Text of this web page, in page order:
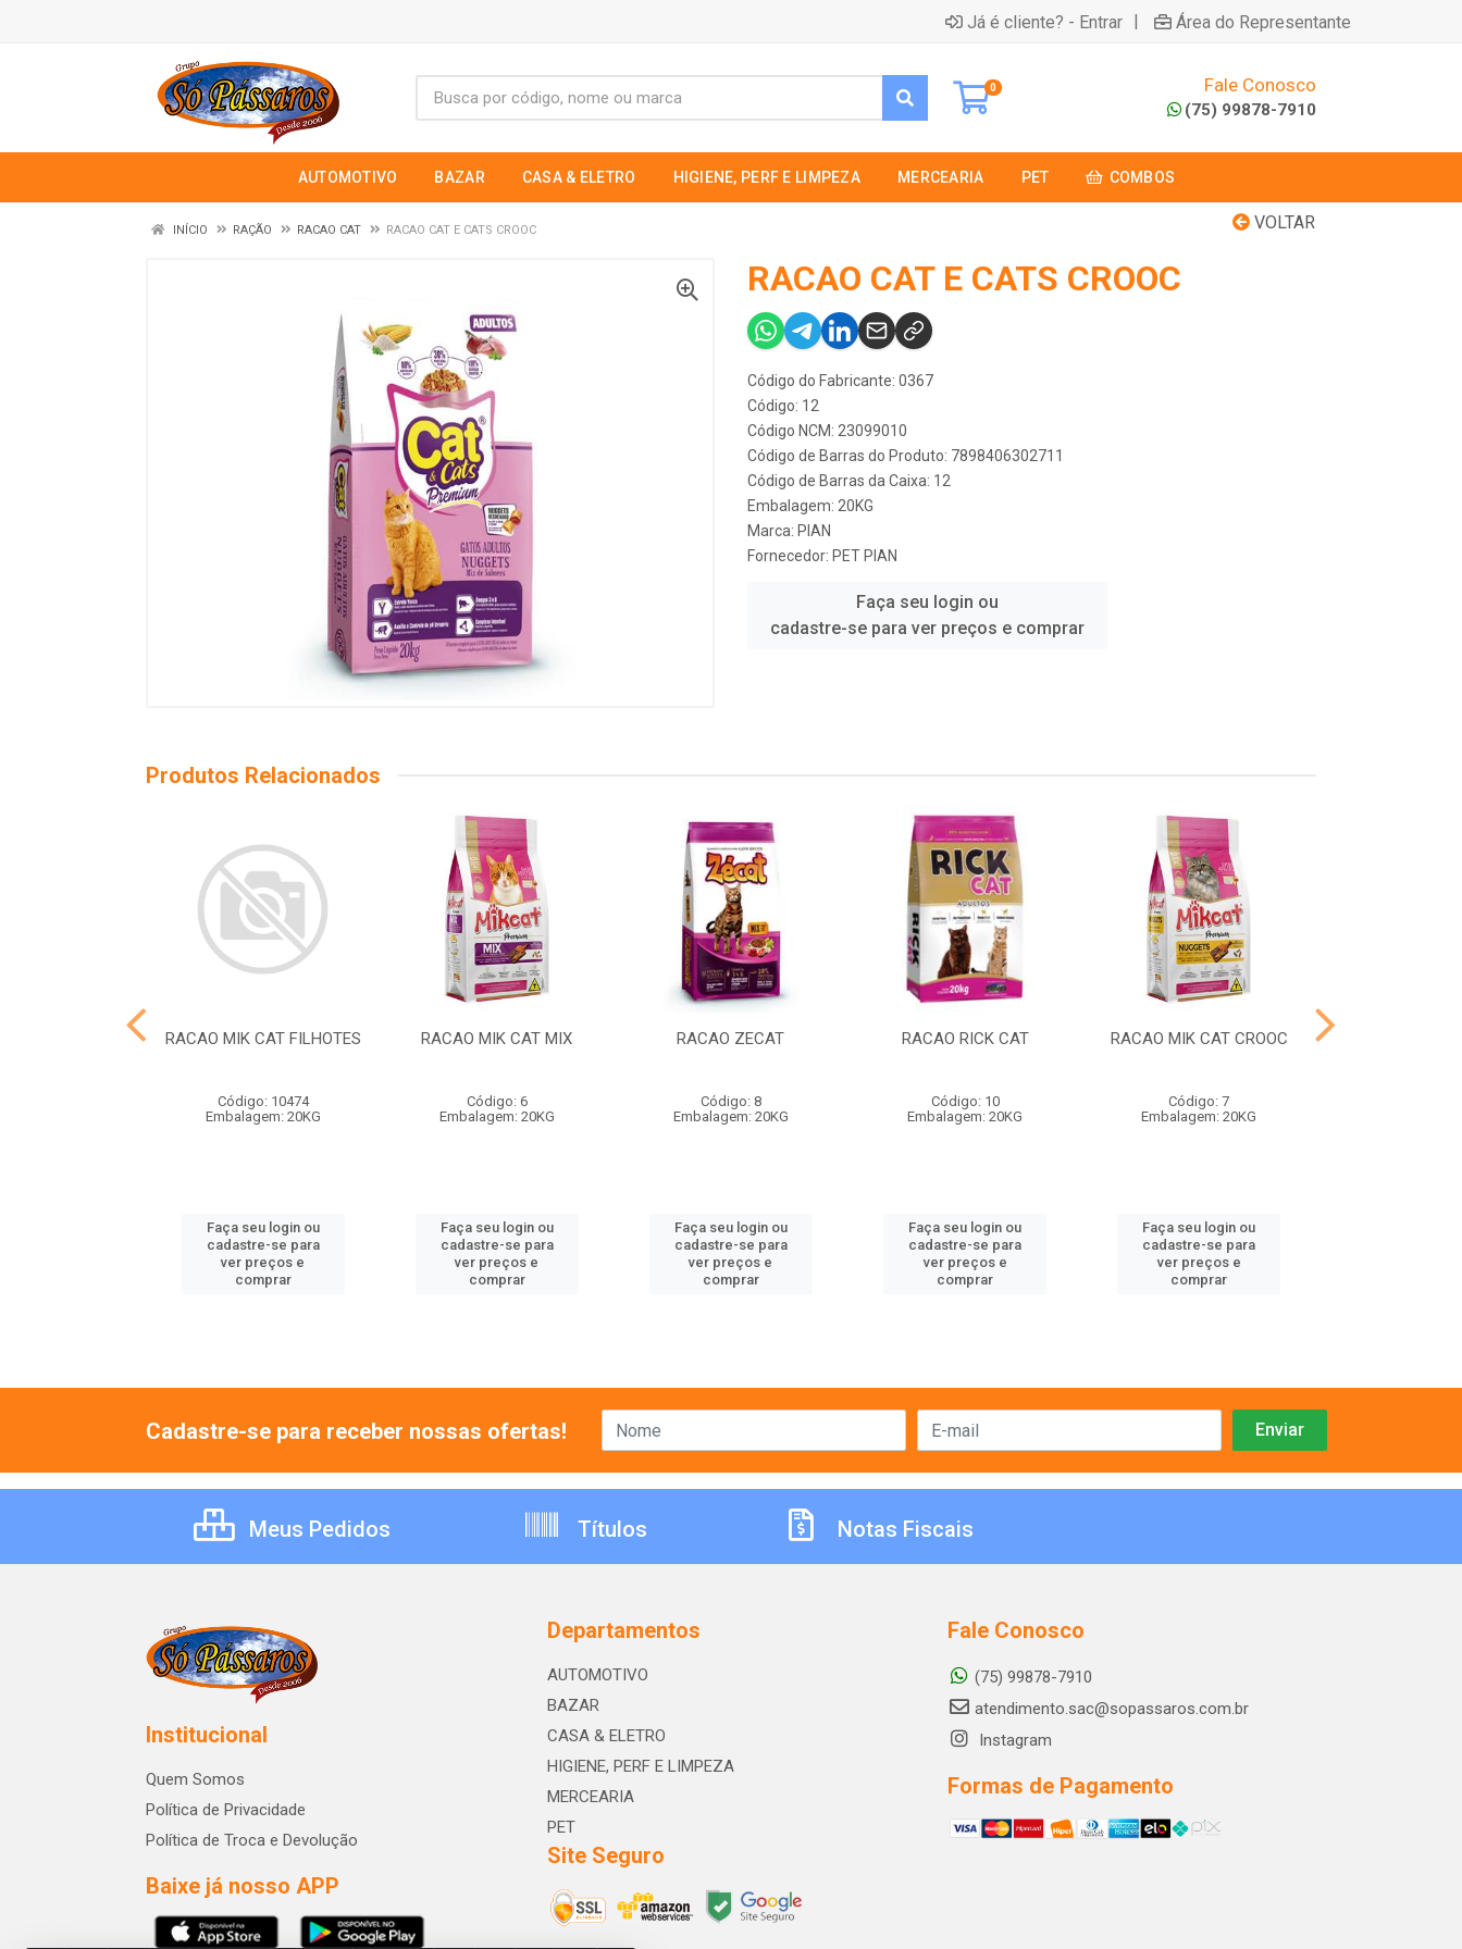
Já é cliente? - Entrar | Área do Representante
0 Fale Conosco
(75) 99878-7910
AUTOMOTIVO BAZAR CASA & ELETRO HIGIENE, PERF E LIMPEZA MERCEARIA PET COMBOS
VOLTAR
INÍCIO RAÇÃO RACAO CAT RACAO CAT E CATS CROOC
RACAO CAT E CATS CROOC
Código do Fabricante: 0367
Código: 12
Código NCM: 23099010
Código de Barras do Produto: 7898406302711
Código de Barras da Caixa: 12
Embalagem: 20KG
Marca: PIAN
Fornecedor: PET PIAN
Faça seu login ou
cadastre-se para ver preços e comprar
Produtos Relacionados
RACAO MIK CAT FILHOTES
Código: 10474
Embalagem: 20KG
Faça seu login ou
cadastre-se para
ver preços e
comprar
RACAO MIK CAT MIX
Código: 6
Embalagem: 20KG
Faça seu login ou
cadastre-se para
ver preços e
comprar
RACAO ZECAT
Código: 8
Embalagem: 20KG
Faça seu login ou
cadastre-se para
ver preços e
comprar
RACAO RICK CAT
Código: 10
Embalagem: 20KG
Faça seu login ou
cadastre-se para
ver preços e
comprar
RACAO MIK CAT CROOC
Código: 7
Embalagem: 20KG
Faça seu login ou
cadastre-se para
ver preços e
comprar
Cadastre-se para receber nossas ofertas!
Meus Pedidos Títulos Notas Fiscais
Institucional
Quem Somos
Política de Privacidade
Política de Troca e Devolução
Baixe já nosso APP
Departamentos
AUTOMOTIVO
BAZAR
CASA & ELETRO
HIGIENE, PERF E LIMPEZA
MERCEARIA
PET
Site Seguro
Fale Conosco
(75) 99878-7910
atendimento.sac@sopassaros.com.br
Instagram
Formas de Pagamento